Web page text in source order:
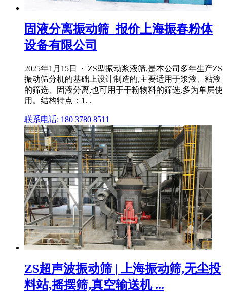
固液分离振动筛_报价上海振春粉体
设备有限公司
2025年1月15日 · ZS型振动浆液筛,是本公司多年生产ZS
振动筛分机的基础上设计制造的,主要适用于浆液、粘液
的筛选、固液分离,也可用于干粉物料的筛选,多为单层使
用。结构特点：1. .
联系电话: 180 3780 8511
ZS超声波振动筛 | 上海振动筛,无尘投
料站,摇摆筛,真空输送机 ...